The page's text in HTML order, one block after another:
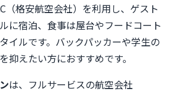
（格安航空会社）を利用し、ゲスト
に宿泊、食事は屋台やフードコート
イルです。バックパッカーや学生の
抑えたい方におすすめです。
は、フルサービスの航空会社